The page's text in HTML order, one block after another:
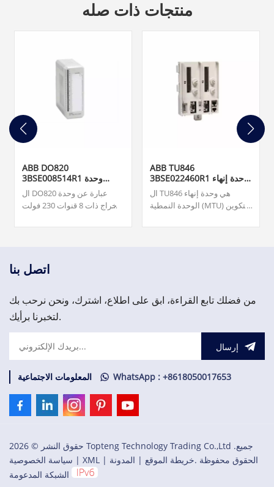
منتجات ذات صله
ABB DO820
3BSE008514R1 وحدة
الإخراج الرقميال DO820 عبارة عن وحدة
إخراج ذات 8 قنوات 230 فولت
S800 I/O. فريقنا متاح على مدار
العاجلة من قطع الغيار المهمة،
ABB TU846
3BSE022460R1 وحدة إنهاء
الوحدةال TU846 هي وحدة إنهاء
الوحدة النمطية (MTU) للتكوين
CI840/CI840A والإدخال/
اتصل بنا
من فضلك تابع القراءة، ابق على اطلاع، اشترك، ونحن نرحب بك
لتخبرنا برأيك.
إرسال
المعلومات الاجتماعية WhatsApp : +8618050017653
حقوق النشر © 2026 Topteng Technology Trading Co.,Ltd .جميع
الحقوق محفوظة .خريطة الموقع | المدونة |
XML
| سياسة الخصوصية
الشبكة المدعومة